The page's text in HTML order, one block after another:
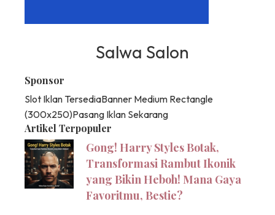
Salwa Salon
Sponsor
Slot Iklan TersediaBanner Medium Rectangle
(300x250)Pasang Iklan Sekarang
Artikel Terpopuler
Gong! Harry Styles Botak,
Transformasi Rambut Ikonik
yang Bikin Heboh! Mana Gaya
Favoritmu, Bestie?